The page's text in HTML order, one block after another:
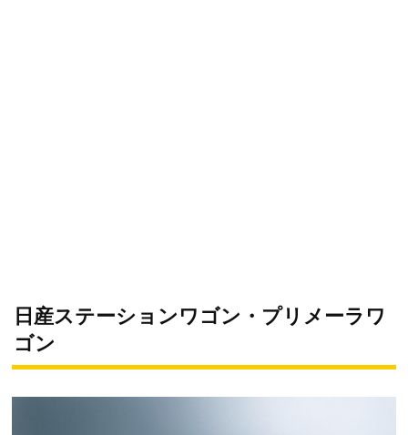
日産ステーションワゴン・プリメーラワ
ゴン